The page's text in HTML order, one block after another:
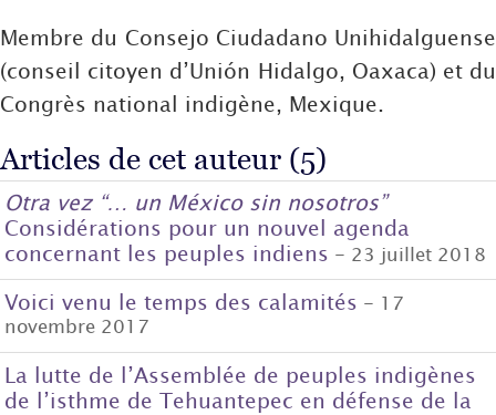
Membre du Consejo Ciudadano Unihidalguense
(conseil citoyen d’Unión Hidalgo, Oaxaca) et du
Congrès national indigène, Mexique.
Articles de cet auteur (5)
Otra vez “… un México sin nosotros”
Considérations pour un nouvel agenda
concernant les peuples indiens - 23 juillet 2018
Voici venu le temps des calamités - 17
novembre 2017
La lutte de l’Assemblée de peuples indigènes
de l’isthme de Tehuantepec en défense de la